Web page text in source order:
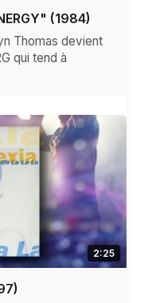
(1984)
Thomas devient
qui tend à
2:25